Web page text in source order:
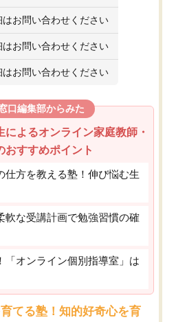
はお問い合わせください
はお問い合わせください
はお問い合わせください
口編集部からみた
よるオンライン家庭教師・
おすすめポイント
仕方を教える塾！伸び悩む生
軟な受講計画で勉強習慣の確
「オンライン個別指導室」は
てる塾！知的好奇心を育